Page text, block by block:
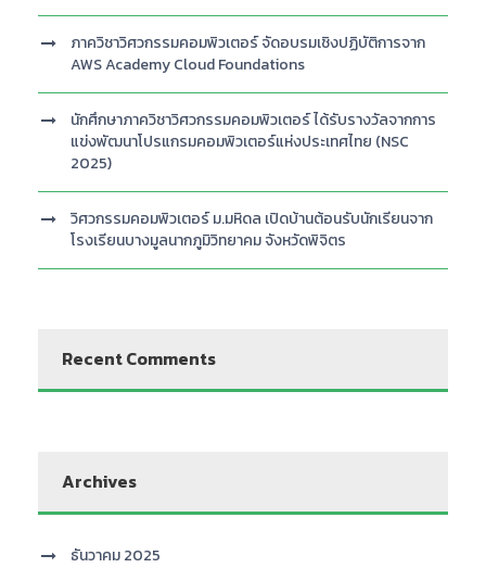
ภาควิชาวิศวกรรมคอมพิวเตอร์ จัดอบรมเชิงปฏิบัติการจาก
AWS Academy Cloud Foundations
นักศึกษาภาควิชาวิศวกรรมคอมพิวเตอร์ ได้รับรางวัลจากการ
แข่งพัฒนาโปรแกรมคอมพิวเตอร์แห่งประเทศไทย (NSC
2025)
วิศวกรรมคอมพิวเตอร์ ม.มหิดล เปิดบ้านต้อนรับนักเรียนจาก
โรงเรียนบางมูลนากภูมิวิทยาคม จังหวัดพิจิตร
Recent Comments
Archives
ธันวาคม 2025